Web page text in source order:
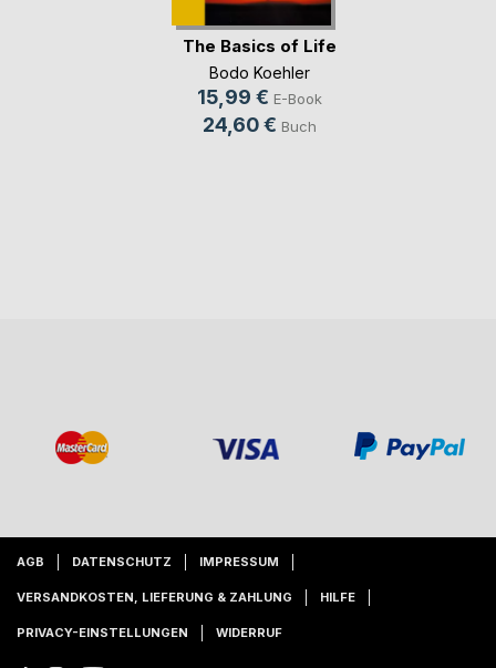
The Basics of Life
Bodo Koehler
15,99 € E-Book
24,60 € Buch
AGB DATENSCHUTZ IMPRESSUM
VERSANDKOSTEN, LIEFERUNG & ZAHLUNG HILFE
PRIVACY-EINSTELLUNGEN WIDERRUF